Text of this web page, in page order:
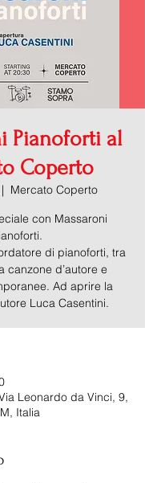
Pianoforti al
Coperto
Mercato Coperto
con Massaroni
di pianoforti, tra
canzone d’autore e
Ad aprire la
Leonardo da Vinci, 9,
Italia